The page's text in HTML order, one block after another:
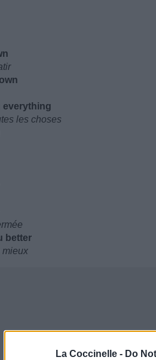
La Coccinelle - Do
everything
les choses
better
mieux